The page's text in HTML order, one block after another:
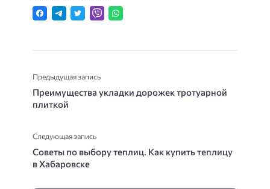
Предыдущая запись
Преимущества укладки дорожек тротуарной
плиткой
Следующая запись
Советы по выбору теплиц. Как купить теплицу
в Хабаровске